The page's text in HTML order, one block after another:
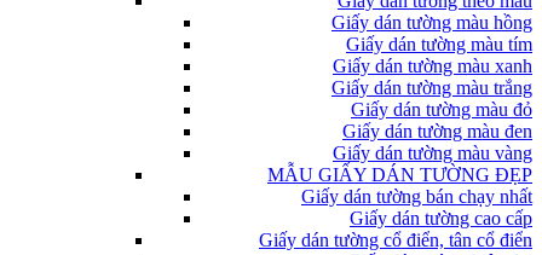
Giấy dán tường màu hồng
Giấy dán tường màu tím
Giấy dán tường màu xanh
Giấy dán tường màu trắng
Giấy dán tường màu đỏ
Giấy dán tường màu đen
Giấy dán tường màu vàng
MẪU GIẤY DÁN TƯỜNG ĐẸP
Giấy dán tường bán chạy nhất
Giấy dán tường cao cấp
Giấy dán tường cổ điển, tân cổ điển